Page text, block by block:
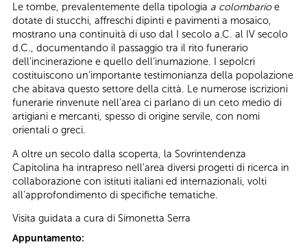
Le tombe, prevalentemente della tipologia a colombarioe
dotate di stucchi, affreschi dipinti e pavimenti a mosaico,
mostrano una continuità di uso dal I secolo a.C. al IV secolo
d.C., documentando il passaggio tra il rito funerario
dell’incinerazione e quello dell’inumazione. I sepolcri
costituiscono un’importante testimonianza della popolazione
che abitava questo settore della città. Le numerose iscrizioni
funerarie rinvenute nell’area ci parlano di un ceto medio di
artigiani e mercanti, spesso di origine servile, con nomi
orientali o greci.
A oltre un secolo dalla scoperta, la Sovrintendenza
Capitolina ha intrapreso nell'area diversi progetti di ricerca in
collaborazione con istituti italiani ed internazionali, volti
all'approfondimento di specifiche tematiche.
Visita guidata a cura di Simonetta Serra
Appuntamento: